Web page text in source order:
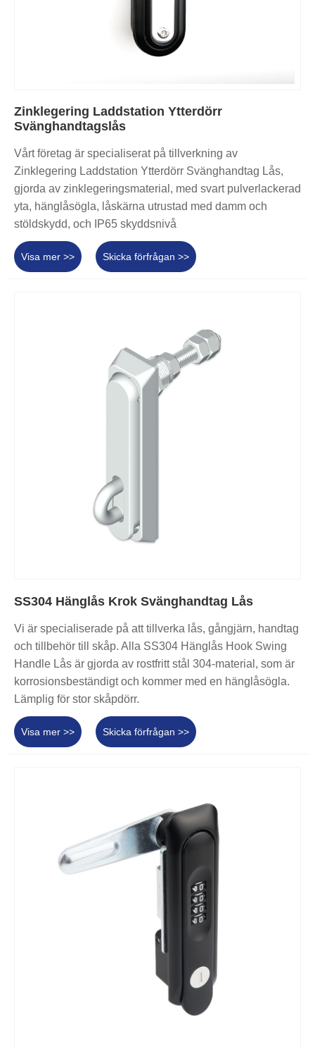
Zinklegering Laddstation Ytterdörr
Svänghandtagslås
Vårt företag är specialiserat på tillverkning av
Zinklegering Laddstation Ytterdörr Svänghandtag Lås,
gjorda av zinklegeringsmaterial, med svart pulverlackerad
yta, hänglåsögla, låskärna utrustad med damm och
stöldskydd, och IP65 skyddsnivå
Visa mer >> Skicka förfrågan >>
SS304 Hänglås Krok Svänghandtag Lås
Vi är specialiserade på att tillverka lås, gångjärn, handtag
och tillbehör till skåp. Alla SS304 Hänglås Hook Swing
Handle Lås är gjorda av rostfritt stål 304-material, som är
korrosionsbeständigt och kommer med en hänglåsögla.
Lämplig för stor skåpdörr.
Visa mer >> Skicka förfrågan >>